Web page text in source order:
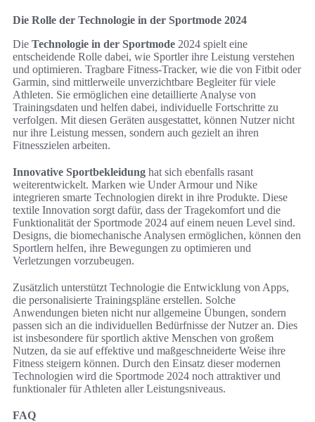
Die Rolle der Technologie in der Sportmode 2024
Die Technologie in der Sportmode 2024 spielt eine
entscheidende Rolle dabei, wie Sportler ihre Leistung verstehen
und optimieren. Tragbare Fitness-Tracker, wie die von Fitbit oder
Garmin, sind mittlerweile unverzichtbare Begleiter für viele
Athleten. Sie ermöglichen eine detaillierte Analyse von
Trainingsdaten und helfen dabei, individuelle Fortschritte zu
verfolgen. Mit diesen Geräten ausgestattet, können Nutzer nicht
nur ihre Leistung messen, sondern auch gezielt an ihren
Fitnesszielen arbeiten.
Innovative Sportbekleidung hat sich ebenfalls rasant
weiterentwickelt. Marken wie Under Armour und Nike
integrieren smarte Technologien direkt in ihre Produkte. Diese
textile Innovation sorgt dafür, dass der Tragekomfort und die
Funktionalität der Sportmode 2024 auf einem neuen Level sind.
Designs, die biomechanische Analysen ermöglichen, können den
Sportlern helfen, ihre Bewegungen zu optimieren und
Verletzungen vorzubeugen.
Zusätzlich unterstützt Technologie die Entwicklung von Apps,
die personalisierte Trainingspläne erstellen. Solche
Anwendungen bieten nicht nur allgemeine Übungen, sondern
passen sich an die individuellen Bedürfnisse der Nutzer an. Dies
ist insbesondere für sportlich aktive Menschen von großem
Nutzen, da sie auf effektive und maßgeschneiderte Weise ihre
Fitness steigern können. Durch den Einsatz dieser modernen
Technologien wird die Sportmode 2024 noch attraktiver und
funktionaler für Athleten aller Leistungsniveaus.
FAQ